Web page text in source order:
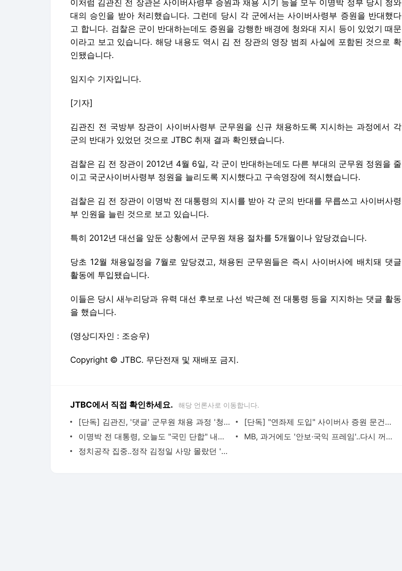
이처럼 김관진 전 장관은 사이버사령부 증원과 채용 시기 등을 모두 이명박 정부 당시 청와
대의 승인을 받아 처리했습니다. 그런데 당시 각 군에서는 사이버사령부 증원을 반대했다
고 합니다. 검찰은 군이 반대하는데도 증원을 강행한 배경에 청와대 지시 등이 있었기 때문
이라고 보고 있습니다. 해당 내용도 역시 김 전 장관의 영장 범죄 사실에 포함된 것으로 확
인됐습니다.
임지수 기자입니다.
[기자]
김관진 전 국방부 장관이 사이버사령부 군무원을 신규 채용하도록 지시하는 과정에서 각
군의 반대가 있었던 것으로 JTBC 취재 결과 확인됐습니다.
검찰은 김 전 장관이 2012년 4월 6일, 각 군이 반대하는데도 다른 부대의 군무원 정원을 줄
이고 국군사이버사령부 정원을 늘리도록 지시했다고 구속영장에 적시했습니다.
검찰은 김 전 장관이 이명박 전 대통령의 지시를 받아 각 군의 반대를 무릅쓰고 사이버사령
부 인원을 늘린 것으로 보고 있습니다.
특히 2012년 대선을 앞둔 상황에서 군무원 채용 절차를 5개월이나 앞당겼습니다.
당초 12월 채용일정을 7월로 앞당겼고, 채용된 군무원들은 즉시 사이버사에 배치돼 댓글
활동에 투입됐습니다.
이들은 당시 새누리당과 유력 대선 후보로 나선 박근혜 전 대통령 등을 지지하는 댓글 활동
을 했습니다.
(영상디자인 : 조승우)
Copyright © JTBC. 무단전재 및 재배포 금지.
JTBC에서 직접 확인하세요. 해당 언론사로 이동합니다.
[단독] 김관진, '댓글' 군무원 채용 과정 '청와대 승인' 받아
[단독] "연좌제 도입" 사이버사 증원 문건에 '수상한 손글씨'
이명박 전 대통령, 오늘도 "국민 단합" 내세우며 여론전
MB, 과거에도 '안보·국익 프레임'..다시 꺼낸 위기대응법
정치공작 집중..정작 김정일 사망 몰랐던 'MB정부 안보'